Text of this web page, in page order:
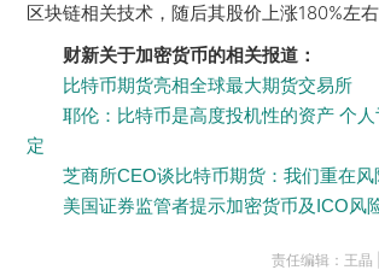
区块链相关技术，随后其股价上涨180%左右
财新关于加密货币的相关报道：
比特币期货亮相全球最大期货交易所
耶伦：比特币是高度投机性的资产 个
定
芝商所CEO谈比特币期货：我们重在风
美国证券监管者提示加密货币及ICO风
责任编辑：王晶